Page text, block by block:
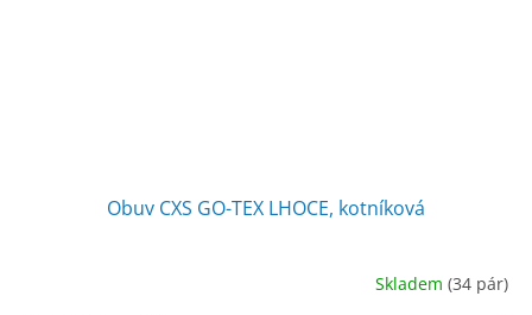
Obuv CXS GO-TEX LHOCE, kotníková
Skladem (34 pár)